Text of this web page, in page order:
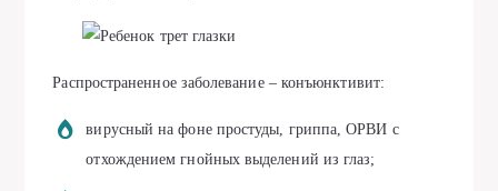
Распространенное заболевание – конъюнктивит:
вирусный на фоне простуды, гриппа, ОРВИ с
отхождением гнойных выделений из глаз;